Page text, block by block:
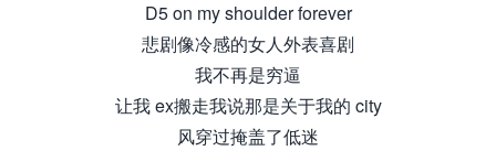
D5 on my shoulder forever
悲剧像冷感的女人外表喜剧
我不再是穷逼
让我 ex搬走我说那是关于我的 city
风穿过掩盖了低迷